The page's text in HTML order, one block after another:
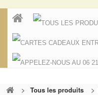
> Tous les produits >